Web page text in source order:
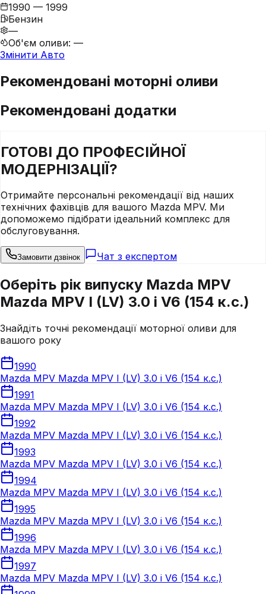
1990 — 1999
Бензин
—
Об'єм оливи: —
Змінити Авто
Рекомендовані моторні оливи
Рекомендовані додатки
ГОТОВІ ДО ПРОФЕСІЙНОЇ
МОДЕРНІЗАЦІЇ?
Отримайте персональні рекомендації від наших
технічних фахівців для вашого Mazda MPV. Ми
допоможемо підібрати ідеальний комплекс для
обслуговування.
Замовити дзвінок Чат з експертом
Оберіть рік випуску Mazda MPV
Mazda MPV I (LV) 3.0 i V6 (154 к.с.)
Знайдіть точні рекомендації моторної оливи для
вашого року
1990
Mazda MPV Mazda MPV I (LV) 3.0 i V6 (154 к.с.)
1991
Mazda MPV Mazda MPV I (LV) 3.0 i V6 (154 к.с.)
1992
Mazda MPV Mazda MPV I (LV) 3.0 i V6 (154 к.с.)
1993
Mazda MPV Mazda MPV I (LV) 3.0 i V6 (154 к.с.)
1994
Mazda MPV Mazda MPV I (LV) 3.0 i V6 (154 к.с.)
1995
Mazda MPV Mazda MPV I (LV) 3.0 i V6 (154 к.с.)
1996
Mazda MPV Mazda MPV I (LV) 3.0 i V6 (154 к.с.)
1997
Mazda MPV Mazda MPV I (LV) 3.0 i V6 (154 к.с.)